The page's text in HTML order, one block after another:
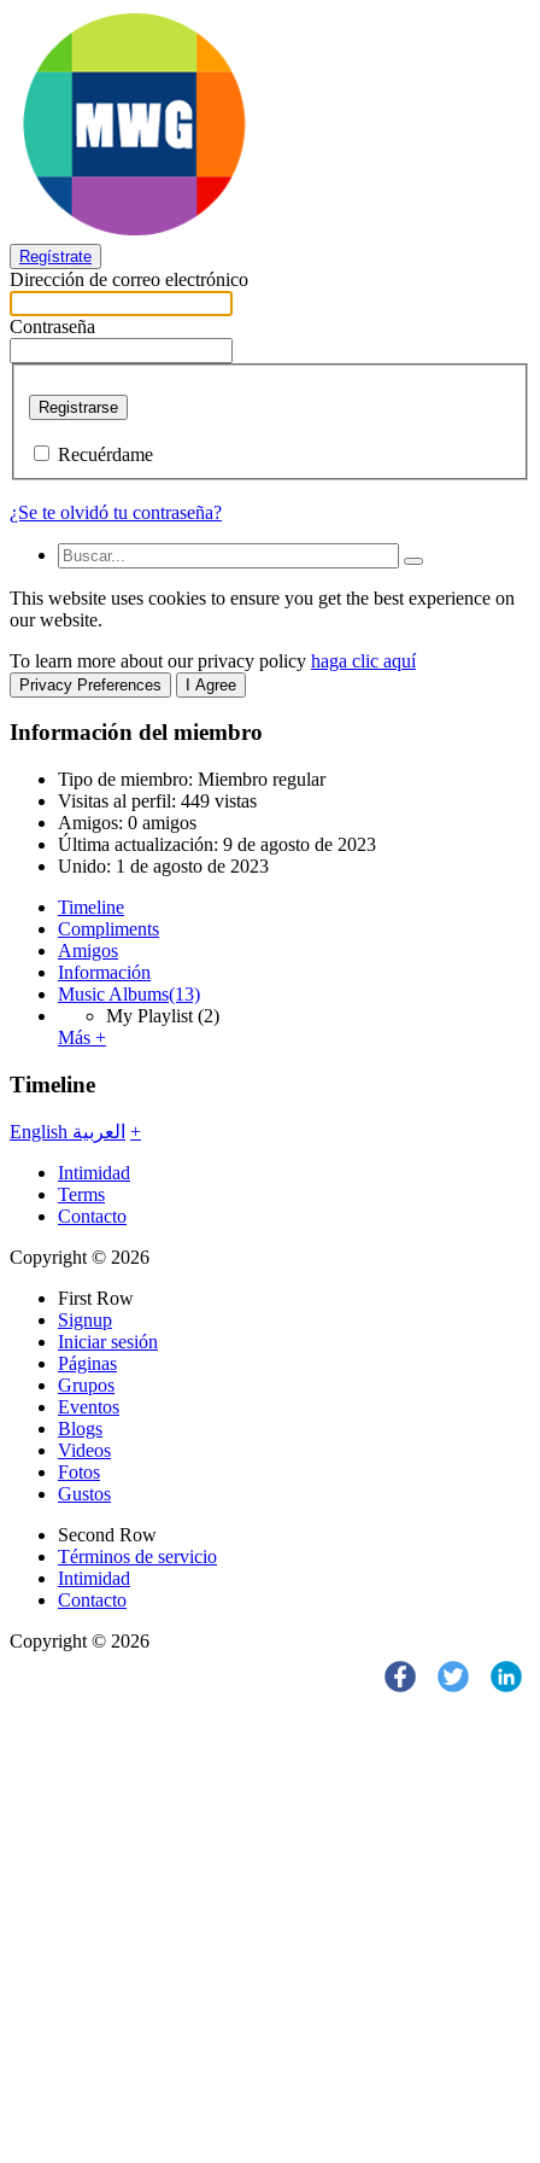
Regístrate
Dirección de correo electrónico
Contraseña
Registrarse
Recuérdame
¿Se te olvidó tu contraseña?
This website uses cookies to ensure you get the best experience on
our website.
To learn more about our privacy policy haga clic aquí
Privacy Preferences I Agree
Información del miembro
Tipo de miembro: Miembro regular
Visitas al perfil: 449 vistas
Amigos: 0 amigos
Última actualización: 9 de agosto de 2023
Unido: 1 de agosto de 2023
Timeline
Compliments
Amigos
Información
Music Albums(13)
My Playlist (2)
Más +
Timeline
English العربية +
Intimidad
Terms
Contacto
Copyright © 2026
First Row
Signup
Iniciar sesión
Páginas
Grupos
Eventos
Blogs
Videos
Fotos
Gustos
Second Row
Términos de servicio
Intimidad
Contacto
Copyright © 2026